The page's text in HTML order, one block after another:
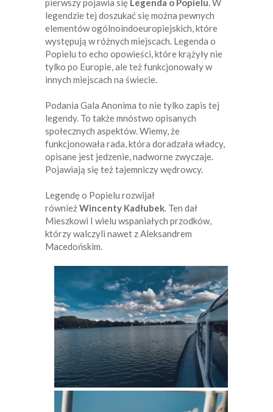
pierwszy pojawia się Legenda o Popielu. W
legendzie tej doszukać się można pewnych
elementów ogólnoindoeuropiejskich, które
występują w różnych miejscach. Legenda o
Popielu to echo opowieści, które krążyły nie
tylko po Europie, ale też funkcjonowały w
innych miejscach na świecie.
Podania Gala Anonima to nie tylko zapis tej
legendy. To także mnóstwo opisanych
społecznych aspektów. Wiemy, że
funkcjonowała rada, która doradzała władcy,
opisane jest jedzenie, nadworne zwyczaje.
Pojawiają się też tajemniczy wędrowcy.
Legendę o Popielu rozwijał
równieżWincenty Kadłubek. Ten dał
Mieszkowi I wielu wspaniałych przodków,
którzy walczyli nawet z Aleksandrem
Macedońskim.